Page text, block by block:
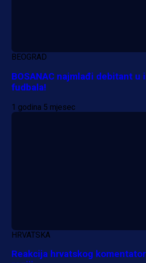
Premijer liga BiH
Grbavica se
BEOGRAD
BOSANAC najmlađi debitant
fudbala!
1 godina 5 mjesec
HRVATSKA
Reakcija hrvatskog